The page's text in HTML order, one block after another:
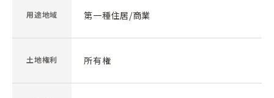
用途地域 第一種住居/商業
土地権利 所有権